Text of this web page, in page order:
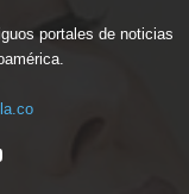
portales de noticias